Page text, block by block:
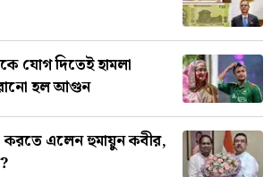
যোগ দিতেই হামলা
হল আগুন
করতে এলেন হুমায়ুন কবীর,